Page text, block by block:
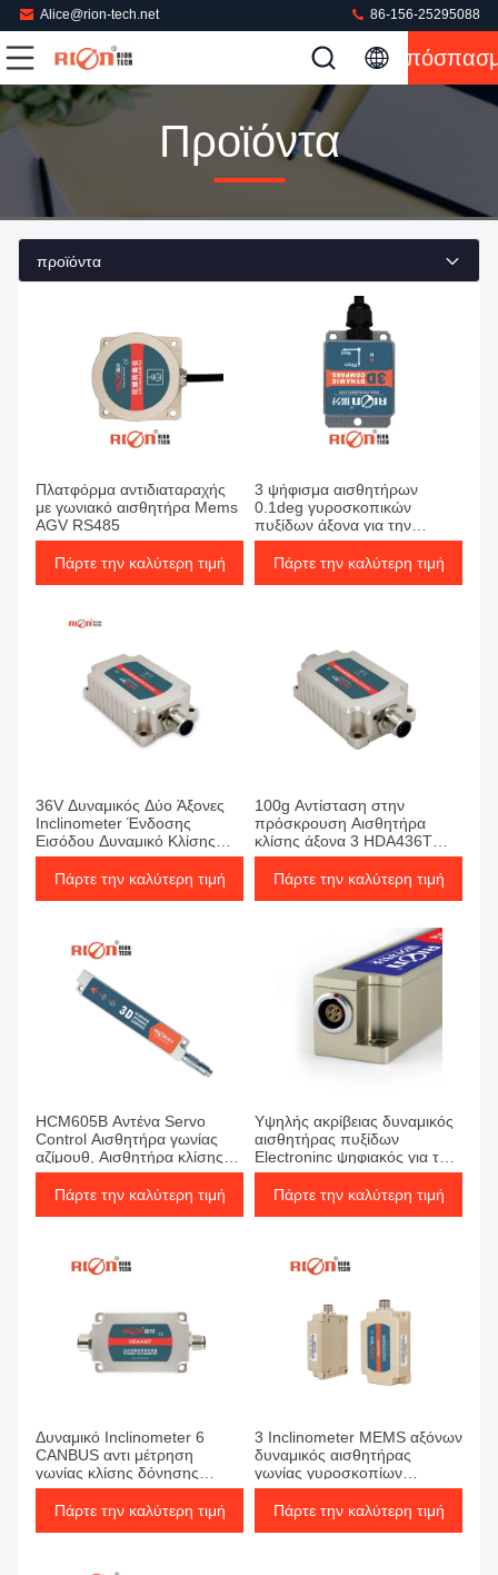
Alice@rion-tech.net 86-156-25295088
Προϊόντα
προϊόντα
Πλατφόρμα αντιδιαταραχής
με γωνιακό αισθητήρα Mems
AGV RS485
Πάρτε την καλύτερη τιμή
3 ψήφισμα αισθητήρων
0.1deg γυροσκοπικών
πυξίδων άξονα για την
εύρεση γωνίας τίτλων
Πάρτε την καλύτερη τιμή
36V Δυναμικός Δύο Άξονες
Inclinometer Ένδοσης
Εισόδου Δυναμικό Κλίσης
Αισθητήρα Γωνίας Για
Εκσκαφέα
Πάρτε την καλύτερη τιμή
100g Αντίσταση στην
πρόσκρουση Αισθητήρα
κλίσης άξονα 3 HDA436T
Εισόδου τάσης
Πάρτε την καλύτερη τιμή
HCM605B Αντένα Servo
Control Αισθητήρα γωνίας
αζίμουθ, Αισθητήρα κλίσης
πλοήγησης
Πάρτε την καλύτερη τιμή
Υψηλής ακρίβειας δυναμικός
αισθητήρας πυξίδων
Electroninc ψηφιακός για τη
διάφορη χρησιμοποίηση
βιομηχανίας
Πάρτε την καλύτερη τιμή
Δυναμικό Inclinometer 6
CANBUS αντι μέτρηση
γωνίας κλίσης δόνησης
άξονα
Πάρτε την καλύτερη τιμή
3 Inclinometer MEMS αξόνων
δυναμικός αισθητήρας
γωνίας γυροσκοπίων
αναλογικός IMU MEMS
Πάρτε την καλύτερη τιμή